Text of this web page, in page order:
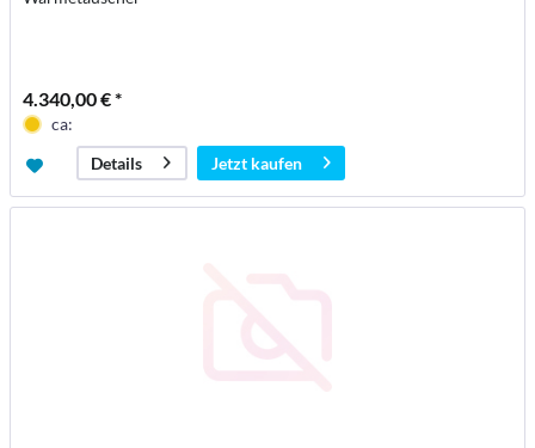
4.340,00 € *
ca:
Details
Jetzt kaufen